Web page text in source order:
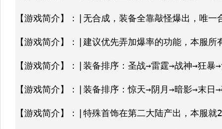
【游戏简介】：|无合成，装备全靠敲怪爆出，唯
【游戏简介】：|建议优先弄加爆率的功能，本服
【游戏简介】：|装备排序：圣战→雷霆→战神→狂暴
【游戏简介】：|装备排序：惊天→阴月→暗影→末
【游戏简介】：|特殊首饰在第二大陆产出，本服